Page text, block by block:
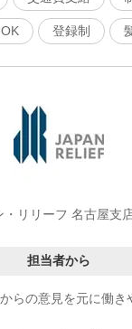
登録制
・リリーフ 名古屋支
担当者から
らの意見を元に働き